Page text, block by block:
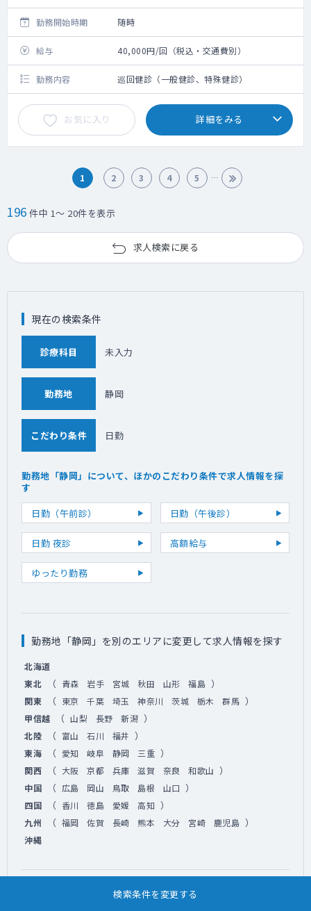
勤務開始時期 随時
給与 40,000円/回（税込・交通費別）
勤務内容 巡回健診（一般健診、特殊健診）
お気に入り 詳細をみる
1 2 3 4 5
196 件中 1～ 20件を表示
求人検索に戻る
検索条件を変更する
現在の検索条件
診療科目 未入力
勤務地 静岡
こだわり条件 日勤
勤務地「静岡」について、ほかのこだわり条件で求人情報を探
す
日勤（午前診）
日勤（午後診）
日勤 夜診 高額給与
ゆったり勤務
勤務地「静岡」を別のエリアに変更して求人情報を探す
北海道
東北
（ 青森 岩手 宮城 秋田 山形 福島 ）
関東 （ 東京 千葉 埼玉 神奈川 茨城 栃木 群馬 ）
甲信越 （ 山梨 長野 新潟 ）
北陸 （ 富山 石川 福井 ）
東海 （ 愛知 岐阜 静岡 三重 ）
関西 （ 大阪 京都 兵庫 滋賀 奈良 和歌山 ）
中国 （ 広島 岡山 鳥取 島根 山口 ）
四国 （ 香川 徳島 愛媛 高知 ）
九州 （ 福岡 佐賀 長崎 熊本 大分 宮崎 鹿児島 ）
沖縄
こだわり条件「日勤」を別の条件に変更して求人情報を